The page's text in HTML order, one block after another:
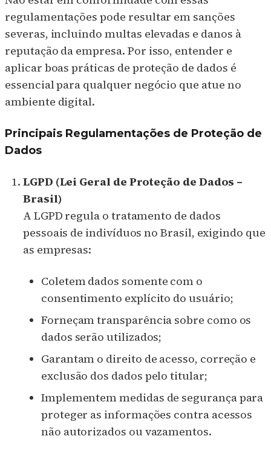
regulamentações pode resultar em sanções
severas, incluindo multas elevadas e danos à
reputação da empresa. Por isso, entender e
aplicar boas práticas de proteção de dados é
essencial para qualquer negócio que atue no
ambiente digital.
Principais Regulamentações de Proteção de
Dados
LGPD (Lei Geral de Proteção de Dados –
Brasil)
A LGPD regula o tratamento de dados
pessoais de indivíduos no Brasil, exigindo que
as empresas:
Coletem dados somente com o
consentimento explícito do usuário;
Forneçam transparência sobre como os
dados serão utilizados;
Garantam o direito de acesso, correção e
exclusão dos dados pelo titular;
Implementem medidas de segurança para
proteger as informações contra acessos
não autorizados ou vazamentos.